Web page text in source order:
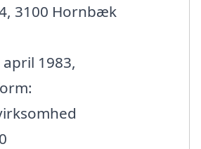
3100 Hornbæk
1983,